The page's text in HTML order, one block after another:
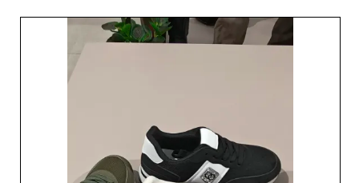
marié homme qui capturent l'essence
de la cérémonie. En intégrant ces
tenues mariage homme à votre offre,
consommateurs en quête de
sophistication et d'authenticité.